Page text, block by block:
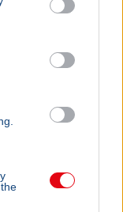
nevezés
Újpest és a